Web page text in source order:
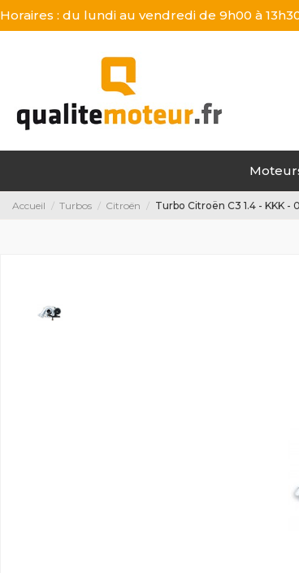
Horaires : du lundi au vendredi de 9h00 à
Accueil Turbos Citroën Turbo Citroën C3 1.4 - KKK -